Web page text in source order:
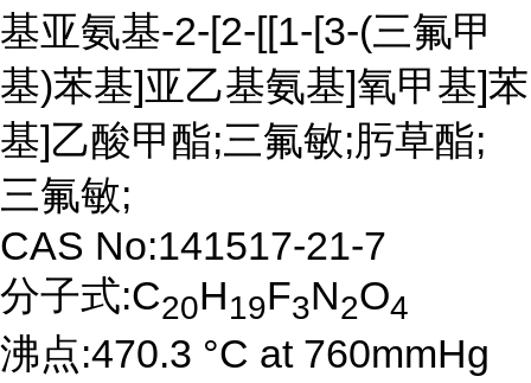
基亚氨基-2-[2-[[1-[3-(三氟甲
基)苯基]亚乙基氨基]氧甲基]苯
基]乙酸甲酯;三氟敏;肟草酯;
三氟敏;
CAS No:141517-21-7
分子式:C20H19F3N2O4
沸点:470.3 °C at 760mmHg